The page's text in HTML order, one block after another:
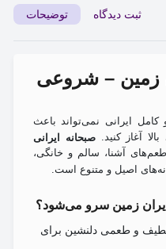
توضیحات ثبت دیدگاه
زمین – شروعی
ایرانی نمی‌تواند باعث
آغاز کنید.صبحانه ایرانی
طعم‌های آشنا، سالم و خانگی،
اصیل و متنوع است.
ایران زمین سرو می‌شود؟
و طعمی دلنشین برای